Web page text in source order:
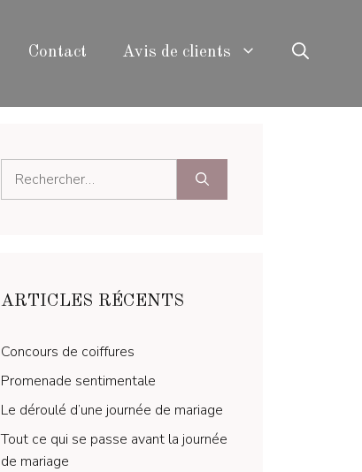
Contact Avis de clients
ARTICLES RÉCENTS
Concours de coiffures
Promenade sentimentale
Le déroulé d’une journée de mariage
Tout ce qui se passe avant la journée
de mariage